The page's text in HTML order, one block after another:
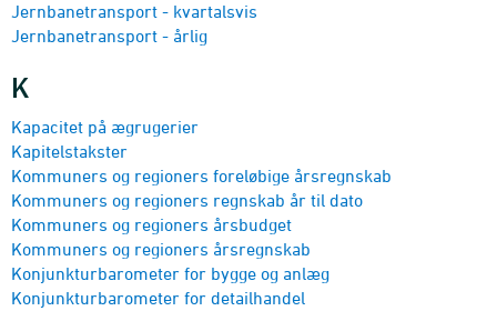
Jernbane­transport - kvartalsvis
Jernbanetransport - årlig
K
Kapacitet på ægrugerier
Kapitels­takster
Kommuners og regioners foreløbige årsregnskab
Kommuners og regioners regnskab år til dato
Kommuners og regioners årsbudget
Kommuners og regioners årsregnskab
Konjunktur­barometer for bygge og anlæg
Konjunktur­barometer for detailhandel